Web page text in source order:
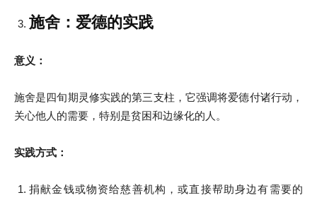
施舍：爱德的实践
意义：
施舍是四旬期灵修实践的第三支柱，它强调将爱德付诸行动，
关心他人的需要，特别是贫困和边缘化的人。
实践方式：
捐献金钱或物资给慈善机构，或直接帮助身边有需要的